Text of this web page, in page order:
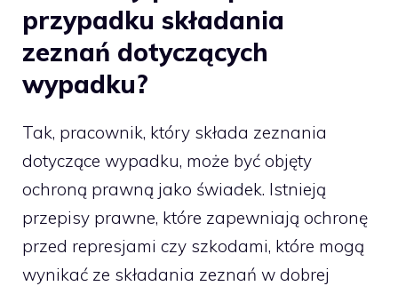
przypadku składania
zeznań dotyczących
wypadku?
Tak, pracownik, który składa zeznania
dotyczące wypadku, może być objęty
ochroną prawną jako świadek. Istnieją
przepisy prawne, które zapewniają ochronę
przed represjami czy szkodami, które mogą
wynikać ze składania zeznań w dobrej